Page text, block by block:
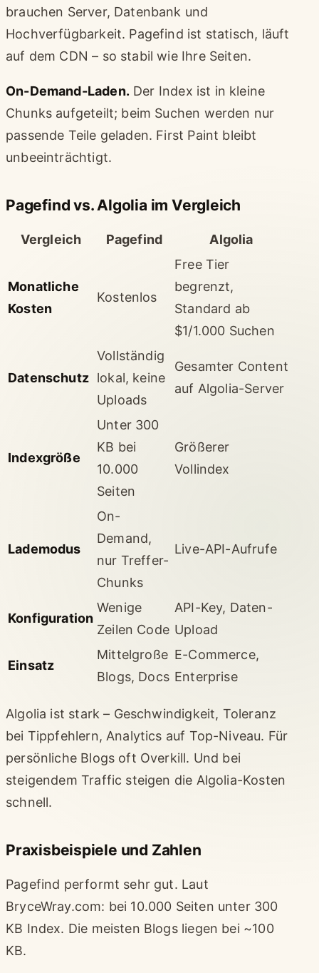
brauchen Server, Datenbank und
Hochverfügbarkeit. Pagefind ist statisch, läuft
auf dem CDN – so stabil wie Ihre Seiten.
On-Demand-Laden. Der Index ist in kleine
Chunks aufgeteilt; beim Suchen werden nur
passende Teile geladen. First Paint bleibt
unbeeinträchtigt.
Pagefind vs. Algolia im Vergleich
Vergleich Pagefind Algolia
Monatliche
Kosten
Kostenlos
Free Tier
begrenzt,
Standard ab
$1/1.000 Suchen
Datenschutz
Vollständig
lokal, keine
Uploads
Gesamter Content
auf Algolia-Server
Indexgröße
Unter 300
KB bei
10.000
Seiten
Größerer
Vollindex
Lademodus
On-
Demand,
nur Treffer-
Chunks
Live-API-Aufrufe
Konfiguration
Wenige
Zeilen Code
API-Key, Daten-
Upload
Einsatz
Mittelgroße
Blogs, Docs
E-Commerce,
Enterprise
Algolia ist stark – Geschwindigkeit, Toleranz
bei Tippfehlern, Analytics auf Top-Niveau. Für
persönliche Blogs oft Overkill. Und bei
steigendem Traffic steigen die Algolia-Kosten
schnell.
Praxisbeispiele und Zahlen
Pagefind performt sehr gut. Laut
BryceWray.com: bei 10.000 Seiten unter 300
KB Index. Die meisten Blogs liegen bei ~100
KB.